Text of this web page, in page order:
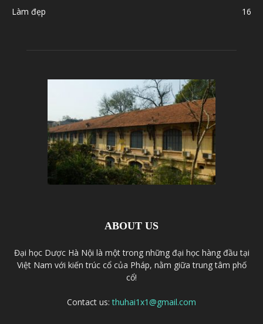
Làm đẹp
16
ABOUT US
Đại học Dược Hà Nội là một trong những đại học hàng đầu tại
Việt Nam với kiến trúc cổ của Pháp, nằm giữa trung tâm phố
cổ!
Contact us:thuhai1x1@gmail.com